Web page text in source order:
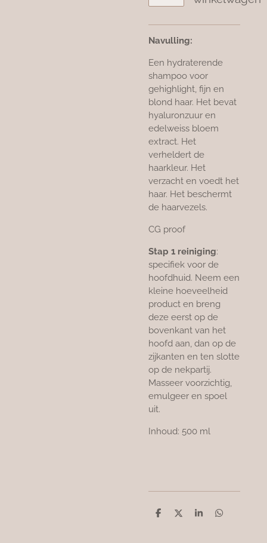
Navulling:
Een hydraterende
shampoo voor
gehighlight, fijn en
blond haar. Het bevat
hyaluronzuur en
edelweiss bloem
extract. Het
verheldert de
haarkleur. Het
verzacht en voedt het
haar. Het beschermt
de haarvezels.
CG proof
Stap 1 reiniging:
specifiek voor de
hoofdhuid. Neem een
kleine hoeveelheid
product en breng
deze eerst op de
bovenkant van het
hoofd aan, dan op de
zijkanten en ten slotte
op de nekpartij.
Masseer voorzichtig,
emulgeer en spoel
uit.
Inhoud: 500 ml
D
D
S
D